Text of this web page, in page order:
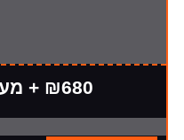
₪680 + מע"מ